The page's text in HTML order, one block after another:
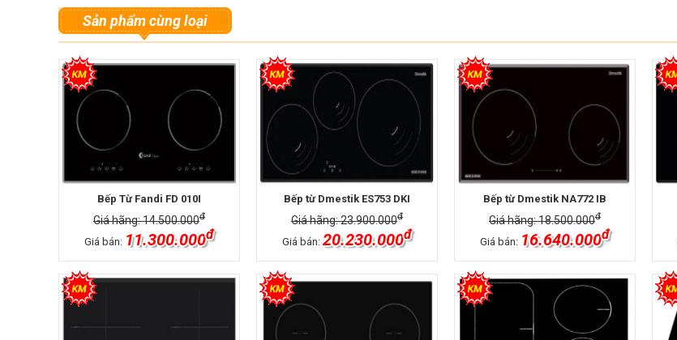
Sản phẩm cùng loại
Bếp Từ Fandi FD 010I
Giá hãng: 14.500.000đ
Giá bán: 11.300.000đ
Bếp từ Dmestik ES753 DKI
Giá hãng: 23.900.000đ
Giá bán: 20.230.000đ
Bếp từ Dmestik NA772 IB
Giá hãng: 18.500.000đ
Giá bán: 16.640.000đ